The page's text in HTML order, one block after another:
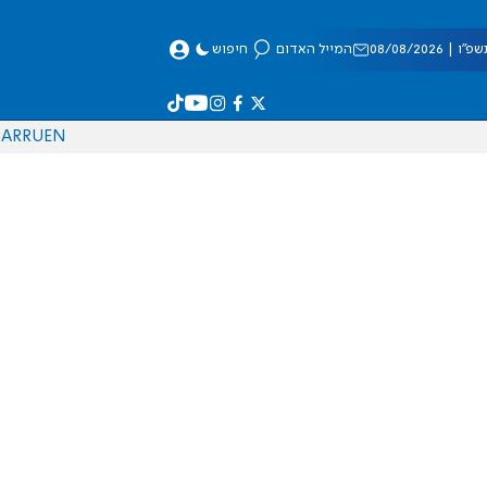
08/2026 המייל האדום חיפוש
EN
RU
AR